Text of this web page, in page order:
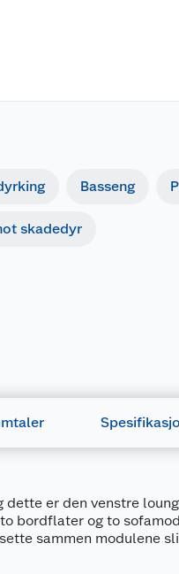
Basseng
skadedyr
dette er den venstre
bordflater og to
sammen modulene